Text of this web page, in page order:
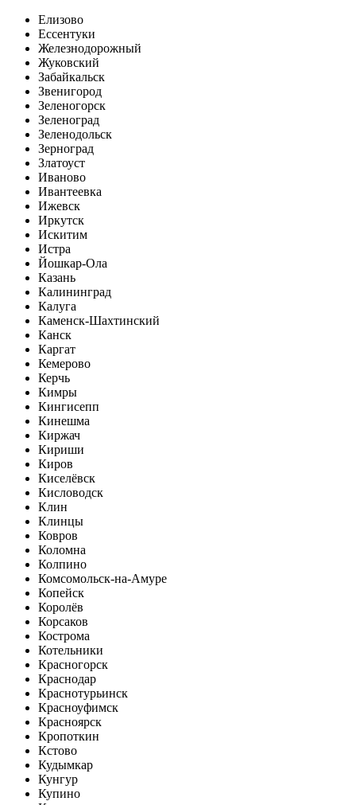
Елизово
Ессентуки
Железнодорожный
Жуковский
Забайкальск
Звенигород
Зеленогорск
Зеленоград
Зеленодольск
Зерноград
Златоуст
Иваново
Ивантеевка
Ижевск
Иркутск
Искитим
Истра
Йошкар-Ола
Казань
Калининград
Калуга
Каменск-Шахтинский
Канск
Каргат
Кемерово
Керчь
Кимры
Кингисепп
Кинешма
Киржач
Кириши
Киров
Киселёвск
Кисловодск
Клин
Клинцы
Ковров
Коломна
Колпино
Комсомольск-на-Амуре
Копейск
Королёв
Корсаков
Кострома
Котельники
Красногорск
Краснодар
Краснотурьинск
Красноуфимск
Красноярск
Кропоткин
Кстово
Кудымкар
Кунгур
Купино